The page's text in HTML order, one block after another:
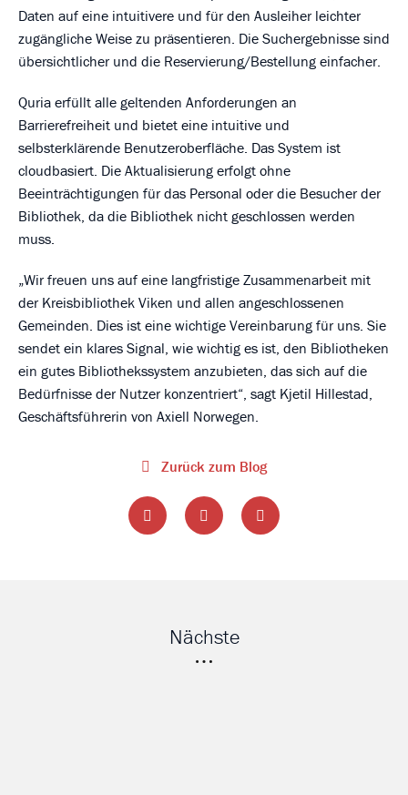
Daten auf eine intuitivere und für den Ausleiher leichter
zugängliche Weise zu präsentieren. Die Suchergebnisse sind
übersichtlicher und die Reservierung/Bestellung einfacher.
Quria erfüllt alle geltenden Anforderungen an
Barrierefreiheit und bietet eine intuitive und
selbsterklärende Benutzeroberfläche. Das System ist
cloudbasiert. Die Aktualisierung erfolgt ohne
Beeinträchtigungen für das Personal oder die Besucher der
Bibliothek, da die Bibliothek nicht geschlossen werden
muss.
„Wir freuen uns auf eine langfristige Zusammenarbeit mit
der Kreisbibliothek Viken und allen angeschlossenen
Gemeinden. Dies ist eine wichtige Vereinbarung für uns. Sie
sendet ein klares Signal, wie wichtig es ist, den Bibliotheken
ein gutes Bibliothekssystem anzubieten, das sich auf die
Bedürfnisse der Nutzer konzentriert“, sagt Kjetil Hillestad,
Geschäftsführerin von Axiell Norwegen.
Zurück zum Blog
Nächste